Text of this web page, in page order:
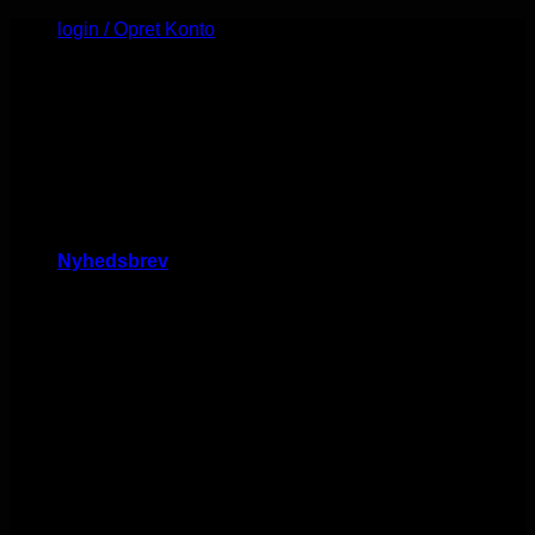
Fortsætlogin / Opret Konto
Nyhedsbrev